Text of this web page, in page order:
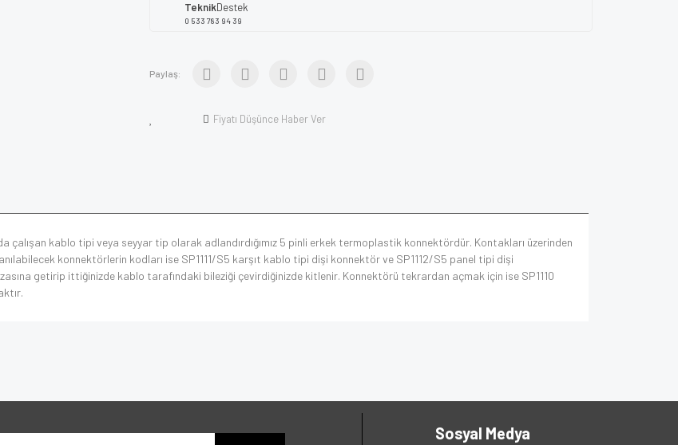
TeknikDestek
0 533 783 94 39
Paylaş:
Fiyatı Düşünce Haber Ver
çalışan kablo tipi veya seyyar tip olarak adlandırdığımız 5 pinli erkek termoplastik konnektördür. Kontakları üzerinden
konnektörlerin kodları ise SP1111/S5 karşıt kablo tipi dişi konnektör ve SP1112/S5 panel tipi dişi
getirip ittiğinizde kablo tarafındaki bileziği çevirdiğinizde kitlenir. Konnektörü tekrardan açmak için ise SP1110
Sosyal Medya